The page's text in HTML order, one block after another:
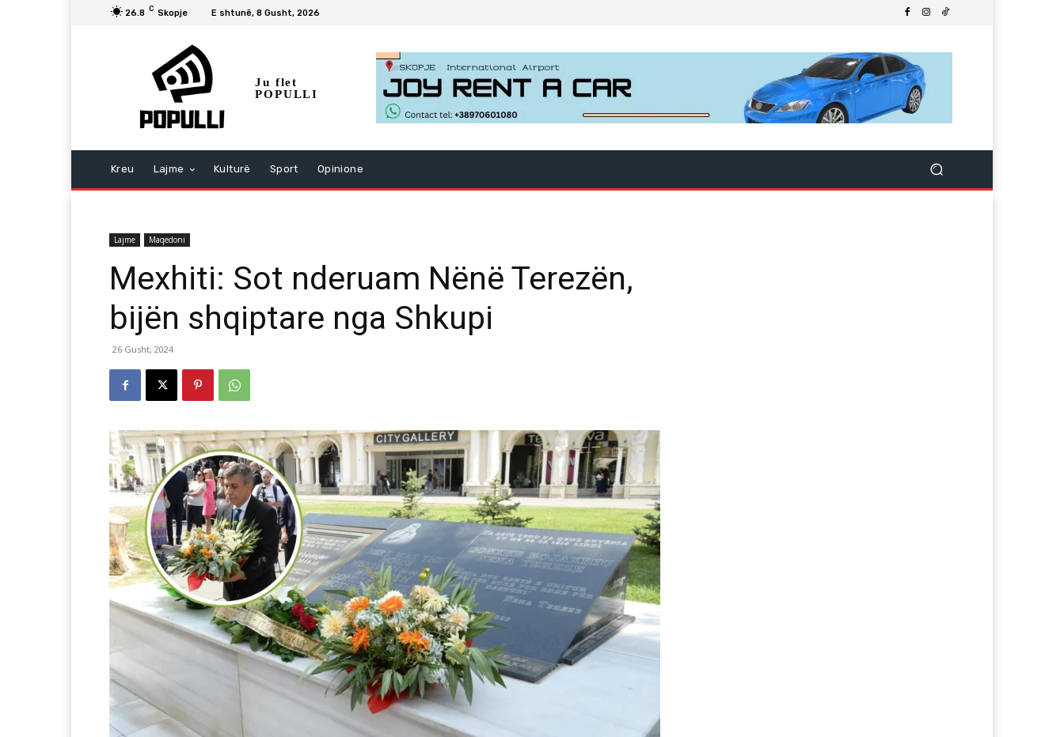
26.8 C Skopje E shtunë, 8 Gusht, 2026
Ju flet
POPULLI
Kreu Lajme Kulturë Sport Opinione
Lajme Maqedoni
Mexhiti: Sot nderuam Nënë Terezën,
bijën shqiptare nga Shkupi
26 Gusht, 2024